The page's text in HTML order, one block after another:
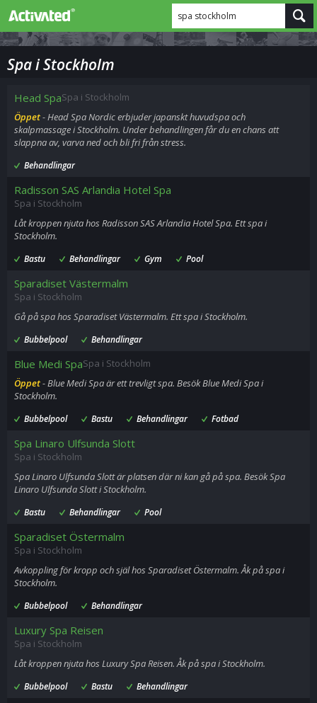
spa stockholm
Spa i Stockholm
Head SpaSpa i Stockholm
Öppet- Head Spa Nordic erbjuder japanskt huvudspa och
skalpmassage i Stockholm. Under behandlingen får du en chans att
slappna av, varva ned och bli fri från stress.
Behandlingar
Radisson SAS Arlandia Hotel Spa
Spa i Stockholm
Låt kroppen njuta hos Radisson SAS Arlandia Hotel Spa. Ett spa i
Stockholm.
Bastu Behandlingar Gym Pool
Sparadiset Västermalm
Spa i Stockholm
Gå på spa hos Sparadiset Västermalm. Ett spa i Stockholm.
Bubbelpool Behandlingar
Blue Medi SpaSpa i Stockholm
Öppet- Blue Medi Spa är ett trevligt spa. Besök Blue Medi Spa i
Stockholm.
Bubbelpool Bastu Behandlingar Fotbad
Spa Linaro Ulfsunda Slott
Spa i Stockholm
Spa Linaro Ulfsunda Slott är platsen där ni kan gå på spa. Besök Spa
Linaro Ulfsunda Slott i Stockholm.
Bastu Behandlingar Pool
Sparadiset Östermalm
Spa i Stockholm
Avkoppling för kropp och själ hos Sparadiset Östermalm. Åk på spa i
Stockholm.
Bubbelpool Behandlingar
Luxury Spa Reisen
Spa i Stockholm
Låt kroppen njuta hos Luxury Spa Reisen. Åk på spa i Stockholm.
Bubbelpool Bastu Behandlingar